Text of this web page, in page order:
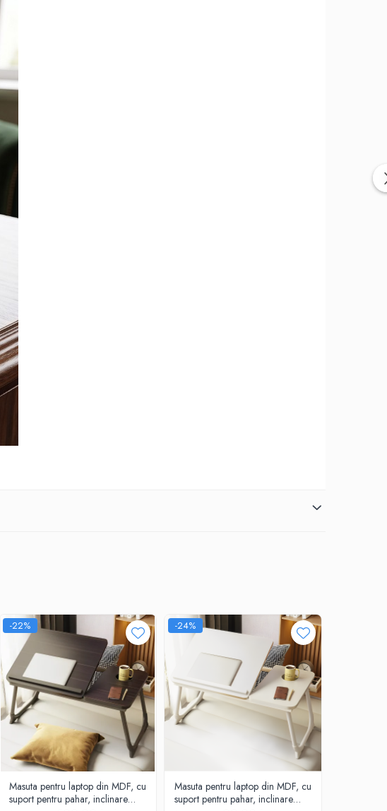
-22%
Masuta pentru laptop din MDF, cu
suport pentru pahar, inclinare
-24%
Masuta pentru laptop din MDF, cu
suport pentru pahar, inclinare